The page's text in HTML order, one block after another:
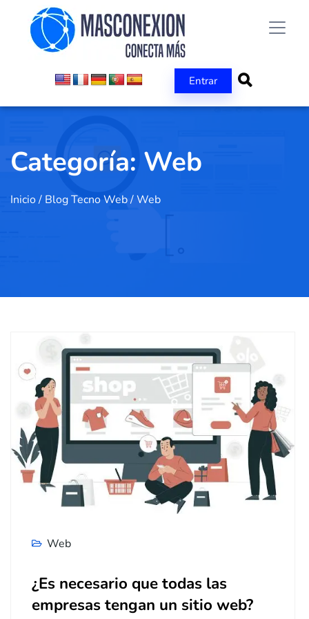
Entrar
Categoría: Web
Inicio/ Blog Tecno Web/Web
Web
¿Es necesario que todas las
empresas tengan un sitio web?